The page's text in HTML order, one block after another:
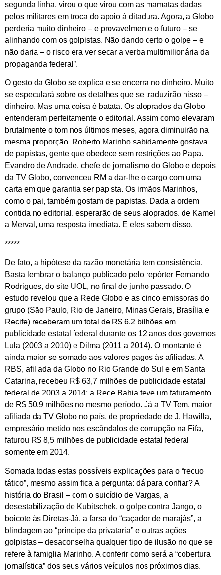
segunda linha, virou o que virou com as mamatas dadas
pelos militares em troca do apoio à ditadura. Agora, a Globo
perderia muito dinheiro – e provavelmente o futuro – se
alinhando com os golpistas. Não dando certo o golpe – e
não daria – o risco era ver secar a verba multimilionária da
propaganda federal”.
O gesto da Globo se explica e se encerra no dinheiro. Muito
se especulará sobre os detalhes que se traduzirão nisso –
dinheiro. Mas uma coisa é batata. Os aloprados da Globo
entenderam perfeitamente o editorial. Assim como elevaram
brutalmente o tom nos últimos meses, agora diminuirão na
mesma proporção. Roberto Marinho sabidamente gostava
de papistas, gente que obedece sem restrições ao Papa.
Evandro de Andrade, chefe de jornalismo do Globo e depois
da TV Globo, convenceu RM a dar-lhe o cargo com uma
carta em que garantia ser papista. Os irmãos Marinhos,
como o pai, também gostam de papistas. Dada a ordem
contida no editorial, esperarão de seus aloprados, de Kamel
a Merval, uma resposta imediata. E eles sabem disso.
*****
De fato, a hipótese da razão monetária tem consistência.
Basta lembrar o balanço publicado pelo repórter Fernando
Rodrigues, do site UOL, no final de junho passado. O
estudo revelou que a Rede Globo e as cinco emissoras do
grupo (São Paulo, Rio de Janeiro, Minas Gerais, Brasília e
Recife) receberam um total de R$ 6,2 bilhões em
publicidade estatal federal durante os 12 anos dos governos
Lula (2003 a 2010) e Dilma (2011 a 2014). O montante é
ainda maior se somado aos valores pagos às afiliadas. A
RBS, afiliada da Globo no Rio Grande do Sul e em Santa
Catarina, recebeu R$ 63,7 milhões de publicidade estatal
federal de 2003 a 2014; a Rede Bahia teve um faturamento
de R$ 50,9 milhões no mesmo período. Já a TV Tem, maior
afiliada da TV Globo no país, de propriedade de J. Hawilla,
empresário metido nos escândalos de corrupção na Fifa,
faturou R$ 8,5 milhões de publicidade estatal federal
somente em 2014.
Somada todas estas possíveis explicações para o “recuo
tático”, mesmo assim fica a pergunta: dá para confiar? A
história do Brasil – com o suicídio de Vargas, a
desestabilização de Kubitschek, o golpe contra Jango, o
boicote às Diretas-Já, a farsa do “caçador de marajás”, a
blindagem ao “príncipe da privataria” e outras ações
golpistas – desaconselha qualquer tipo de ilusão no que se
refere à famiglia Marinho. A conferir como será a “cobertura
jornalística” dos seus vários veículos nos próximos dias.